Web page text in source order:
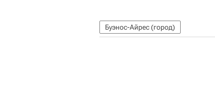
Буэнос-Айрес (город)